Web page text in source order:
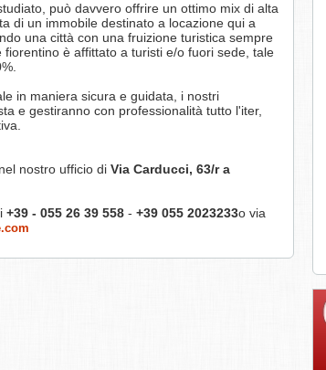
può davvero offrire un ottimo mix di alta
di un immobile destinato a locazione qui a
una città con una fruizione turistica sempre
è affittato a turisti e/o fuori sede, tale
in maniera sicura e guidata, i nostri
e gestiranno con professionalità tutto l'iter,
nostro ufficio di Via Carducci, 63/r a
+39 - 055 26 39 558 - +39 055 2023233o via